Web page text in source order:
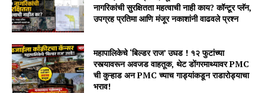
नागरिकांची सुरक्षितता महत्वाची नाही काय? कॉन्टूर प्लॅन,
उपग्रह प्रतिमा आणि मंजूर नकाशांनी वाढवले प्रश्न
महापालिकेचे ‘बिल्डर राज’ उघड ! १२ फुटांच्या
रस्त्यावरून अवजड वाहतूक, थेट डोंगरमाथ्यावर PMC
ची कुऱ्हाड अन PMC च्याच गाड्यांकडून राडारोड्याचा
भराव!